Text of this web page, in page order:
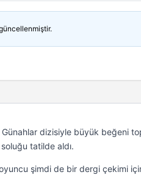
Günahlar dizisiyle büyük beğeni
tatilde aldı.
şimdi de bir dergi çekimi